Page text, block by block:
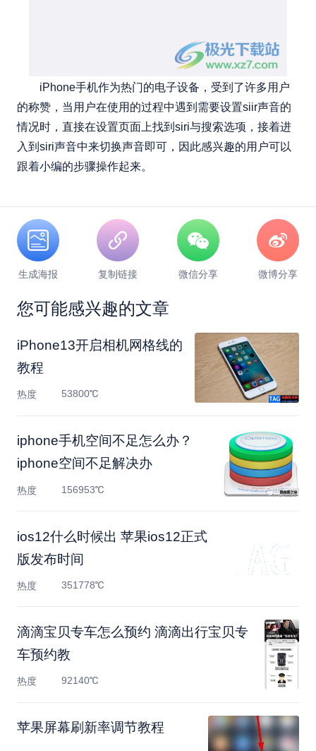
iPhone手机作为热门的电子设备，受到了许多用户
的称赞，当用户在使用的过程中遇到需要设置siir声音的
情况时，直接在设置页面上找到siri与搜索选项，接着进
入到siri声音中来切换声音即可，因此感兴趣的用户可以
跟着小编的步骤操作起来。
生成海报 复制链接 微信分享 微博分享
您可能感兴趣的文章
​iPhone13开启相机网格线的
教程
热度 53800℃
iphone手机空间不足怎么办？
iphone空间不足解决办
热度 156953℃
ios12什么时候出 苹果ios12正式
版发布时间
热度 351778℃
滴滴宝贝专车怎么预约 滴滴出行宝贝专
车预约教
热度 92140℃
苹果屏幕刷新率调节教程